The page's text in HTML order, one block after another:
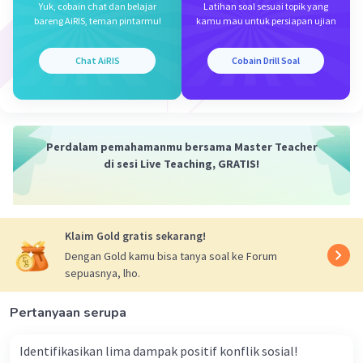
agama.
4. Perlombaan merancang busana hanya diikuti oleh
berdasarkan jenis kelamin dan usia.
5. Pagelaran budaya menampilkan berbagai kesenian
daerah: Ini adalah contoh identitas sosial berdasarkan
Kesimpulan:
Identitas sosial yang tergolong dalam diferensiasi
adalah nomor 4. Perlombaan merancang busana hanya
sosial berdasarkan jenis kelamin dan usia. Semoga
Beri Rating ·0.0(0) Balas
Miftah B
Jawaban terverifikasi
Yuk, cobain chat dan belajar
bareng AiRIS, teman pintarmu!
Chat AiRIS
Latihan soal sesuai topik yang
kamu mau untuk persiapan ujian
Cobain Drill Soal
Perdalam pemahamanmu bersama Master Teacher
di sesi Live Teaching, GRATIS!
Klaim Gold gratis sekarang!
Dengan Gold kamu bisa tanya soal ke Forum
sepuasnya, lho.
Pertanyaan serupa
Identifikasikan lima dampak positif konflik sosial!